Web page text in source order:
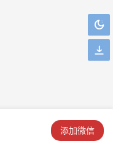
添加微信